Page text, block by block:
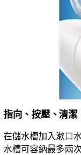
指向、按壓、清潔
在儲水槽加入漱口
水槽可容納最多兩